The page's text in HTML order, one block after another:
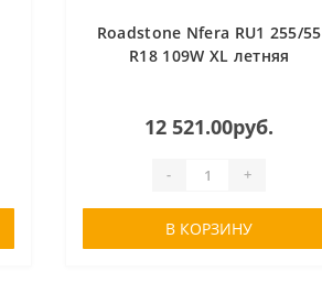
Roadstone Nfera RU1 255/55
R18 109W XL летняя
12 521.00руб.
- +
В КОРЗИНУ